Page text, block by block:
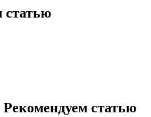
статью
Рекомендуем статью